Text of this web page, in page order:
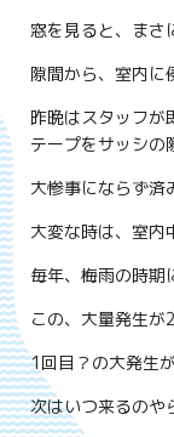
窓を見ると、ま
隙間から、室内に
昨晩はスタッフが
テープをサッシの
大惨事にならず済
大変な時は、室
毎年、梅雨の時期
この、大量発生が
1回目？の大発生
次はいつ来るのや